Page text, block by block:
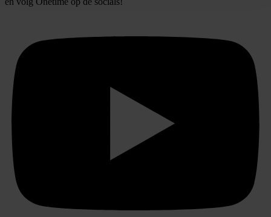
personaliseren, om functies voor social media te bieden
en om ons websiteverkeer te analyseren. Ook delen we
informatie over uw gebruik van onze site met onze
partners kunnen deze gegevens combineren met andere
informatie die u aan ze heeft verstrekt of die ze hebben
verzameld op basis van uw gebruik van hun services.